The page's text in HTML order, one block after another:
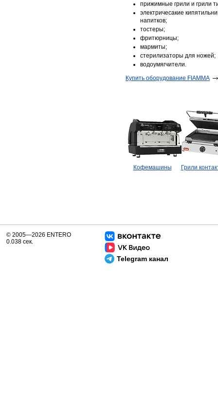
прижимные грили и грили
электричесакие
напитков;
тостеры;
фритюрницы;
мармиты;
стерилизаторы для ножей;
водоумягчители.
Купить оборудование FIAMMA
Кофемашины Грили
Telegram канал
© 2005—2026 ENTERO
0.038 сек.